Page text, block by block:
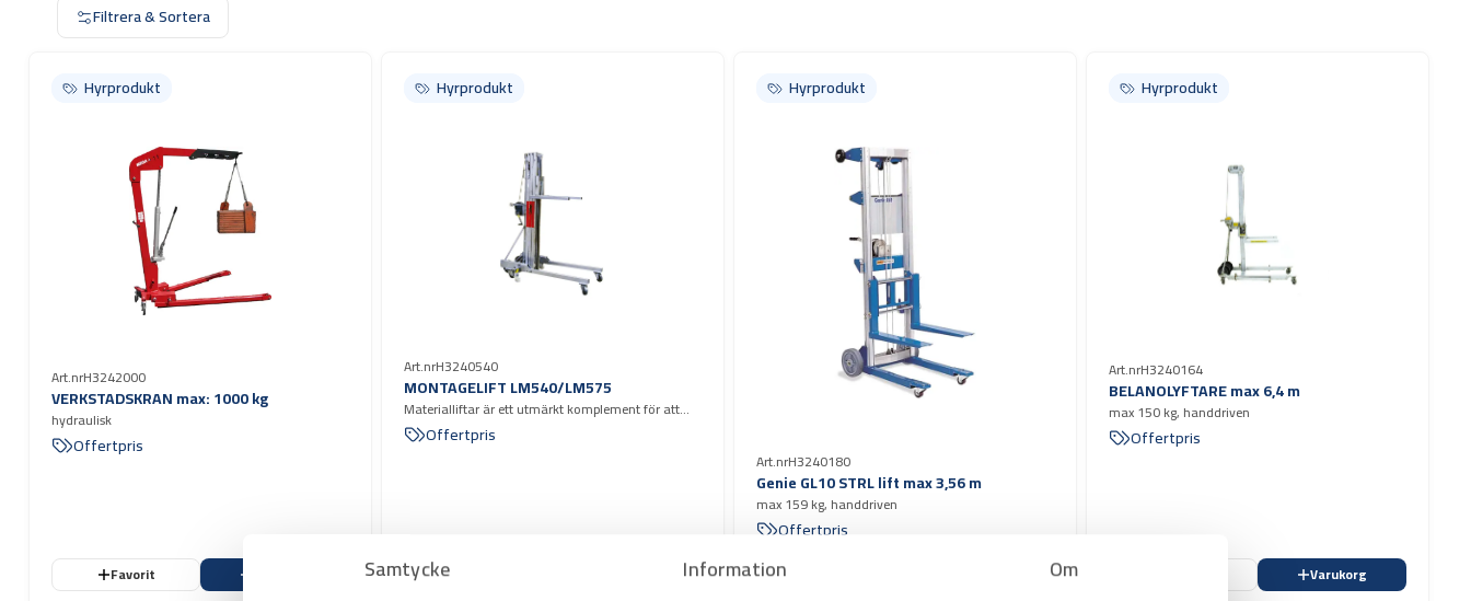
Samtycke Information Om
Filtrera & Sortera
Hyrprodukt
Hyrprodukt
Art.nrH3242000
VERKSTADSKRAN max: 1000 kg
hydraulisk
Offertpris
Favorit
Hyrprodukt
Hyrprodukt
Art.nrH3240540
MONTAGELIFT LM540/LM575
Materialliftar är ett utmärkt komplement för att
lyfta upp material som t.ex. aggregat, fläktar,
balkar och liknande. Maxlast 300 kg
Offertpris
Hyrprodukt
Hyrprodukt
Art.nrH3240180
Genie GL10 STRL lift max 3,56 m
max 159 kg, handdriven
Offertpris
Hyrprodukt
Hyrprodukt
Art.nrH3240164
BELANOLYFTARE max 6,4 m
max 150 kg, handdriven
Offertpris
Varukorg